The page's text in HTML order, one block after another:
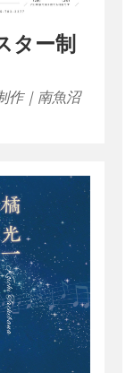
ター制
作｜南魚沼